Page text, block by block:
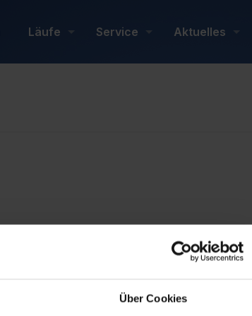
Über Cookies
Läufe Service Aktuelles